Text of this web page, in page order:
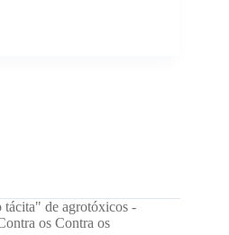
tácita" de agrotóxicos -
os Contra os